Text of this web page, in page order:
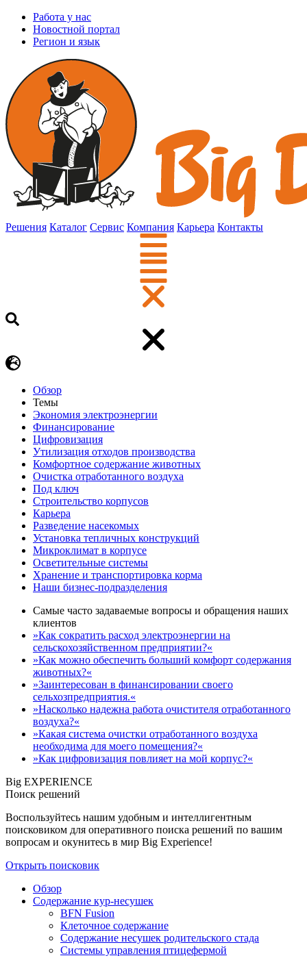
Работа у нас
Новостной портал
Регион и язык
Решения Каталог Сервис Компания Карьера Контакты
Обзор
Темы
Экономия электроэнергии
Финансирование
Цифровизация
Утилизация отходов производства
Комфортное содержание животных
Очистка отработанного воздуха
Под ключ
Строительство корпусов
Карьера
Разведение насекомых
Установка тепличных конструкций
Микроклимат в корпусе
Осветительные системы
Хранение и транспортировка корма
Наши бизнес-подразделения
Самые часто задаваемые вопросы и обращения наших
клиентов
»Как сократить расход электроэнергии на
сельскохозяйственном предприятии?«
»Как можно обеспечить больший комфорт содержания
животных?«
»Заинтересован в финансировании своего
сельхозпредприятия.«
»Насколько надежна работа очистителя отработанного
воздуха?«
»Какая система очистки отработанного воздуха
необходима для моего помещения?«
»Как цифровизация повлияет на мой корпус?«
Big EXPERIENCE
Поиск решений
Воспользуйтесь нашим удобным и интеллигентным
поисковиком для оперативного поиска решений по вашим
вопросам и окунитесь в мир Big Experience!
Открыть поисковик
Обзор
Содержание кур-несушек
BFN Fusion
Клеточное содержание
Содержание несушек родительского стада
Системы управления птицефермой